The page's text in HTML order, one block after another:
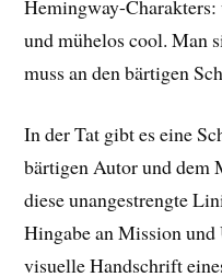
Hemingway-
und mühelos cool. Man
muss an den bärtigen
In der Tat gibt es eine
bärtigen Autor und dem
diese unangestrengte
Hingabe an Mission und
visuelle Handschrift